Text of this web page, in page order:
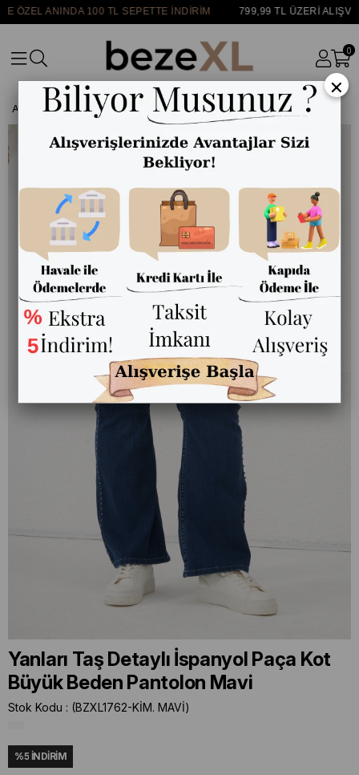
ÖZEL ANINDA 100 TL SEPETTE İNDİRİM 799,99 TL ÜZERİ
0
Anasayfa ALT GİYİM Pantolon Kot Pantolon
Yanları Taş Detaylı İspanyol Paça Kot
Büyük Beden Pantolon Mavi
Stok Kodu (BZXL1762-KİM. MAVİ)
%5 İNDIRIM
×